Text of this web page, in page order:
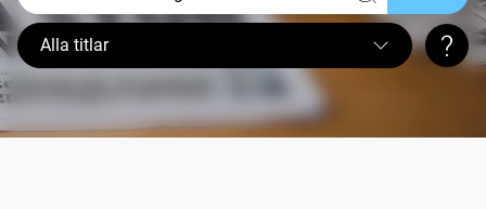
Alla titlar